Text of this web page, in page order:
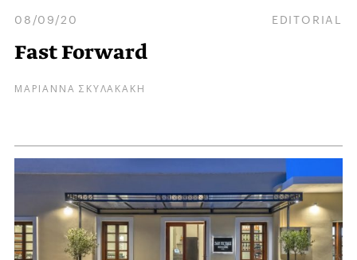
08/09/20 EDITORIAL
Fast Forward
ΜΑΡΙΑΝΝΑ ΣΚΥΛΑΚΑΚΗ